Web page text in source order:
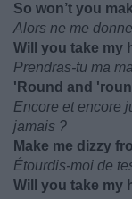
So won’t you
Alors ne me
Will you take my
Prendras-tu ma
'Round and
Encore et encore
jamais ?
Make me dizzy
Étourdis-moi de
Will you take my